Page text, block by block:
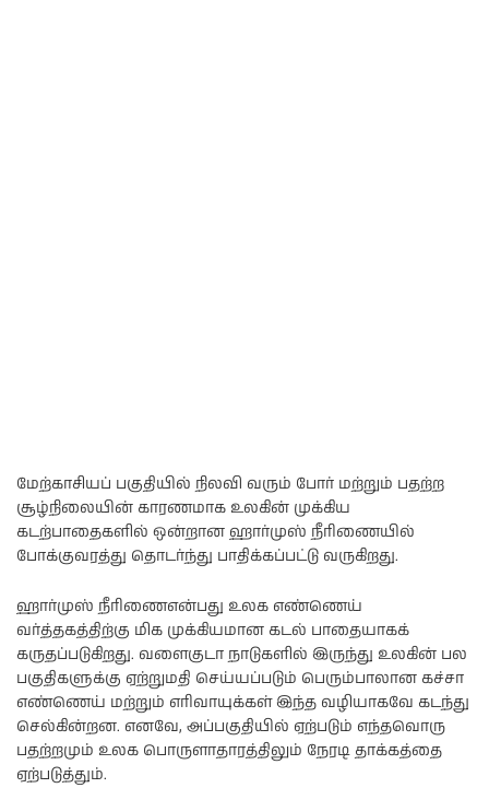
மேற்காசியப் பகுதியில் நிலவி வரும் போர் மற்றும் பதற்ற
சூழ்நிலையின் காரணமாக உலகின் முக்கிய
கடற்பாதைகளில் ஒன்றான ஹார்முஸ் நீரிணையில்
போக்குவரத்து தொடர்ந்து பாதிக்கப்பட்டு வருகிறது.
ஹார்முஸ் நீரிணைஎன்பது உலக எண்ணெய்
வர்த்தகத்திற்கு மிக முக்கியமான கடல் பாதையாகக்
கருதப்படுகிறது. வளைகுடா நாடுகளில் இருந்து உலகின் பல
பகுதிகளுக்கு ஏற்றுமதி செய்யப்படும் பெரும்பாலான கச்சா
எண்ணெய் மற்றும் எரிவாயுக்கள் இந்த வழியாகவே கடந்து
செல்கின்றன. எனவே, அப்பகுதியில் ஏற்படும் எந்தவொரு
பதற்றமும் உலக பொருளாதாரத்திலும் நேரடி தாக்கத்தை
ஏற்படுத்தும்.